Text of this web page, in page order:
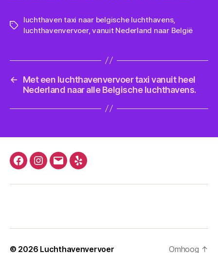
Tags
luchthaven taxi naar belgische luchthavens,
luchthavenvervoer,vanuit Nederland naar België
←
Met een luchthavenvervoer taxi vanuit heel
Nederland naar alle Belgische luchthavens.
FacebookInstagram
E-
Yelp
© 2026 Luchthavenvervoer Omhoog ↑